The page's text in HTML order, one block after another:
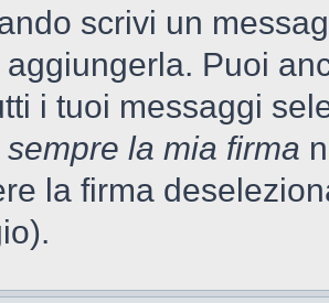
scrivi un
aggiungerla. Puoi
i tuoi messaggi
la mia firma
la firma